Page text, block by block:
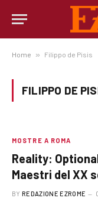
Home » Filippo de Pisis
FILIPPO DE
MOSTRE A ROMA
Reality:
Maestri del XX
BY REDAZIONE EZROME